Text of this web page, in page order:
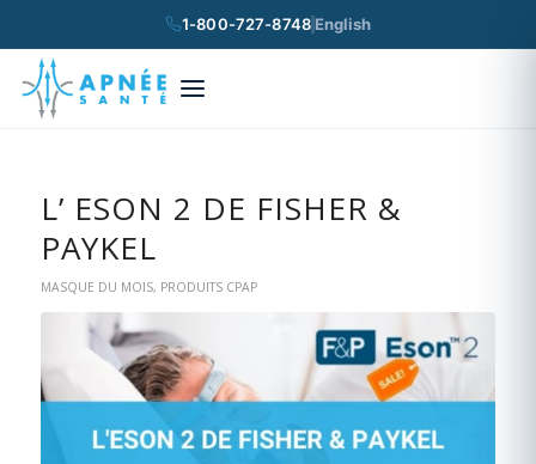
1-800-727-8748English
L’ ESON 2 DE FISHER &
PAYKEL
MASQUE DU MOIS, PRODUITS CPAP